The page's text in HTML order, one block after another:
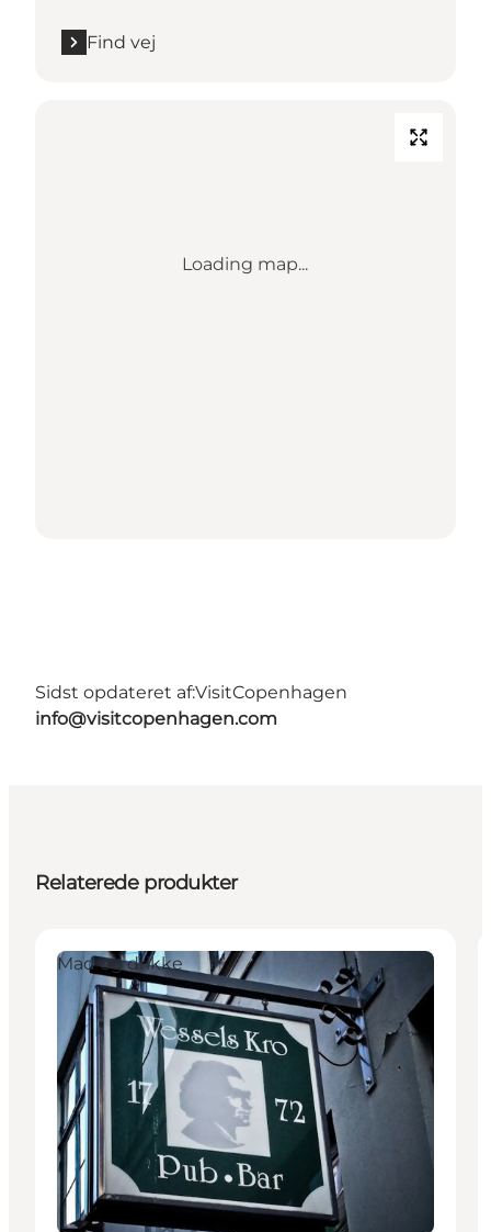
Find vej
Loading map...
Sidst opdateret af:VisitCopenhagen
info@visitcopenhagen.com
Relaterede produkter
Mad og drikke